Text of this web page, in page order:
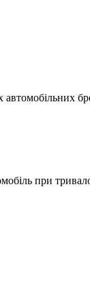
автомобільних
при